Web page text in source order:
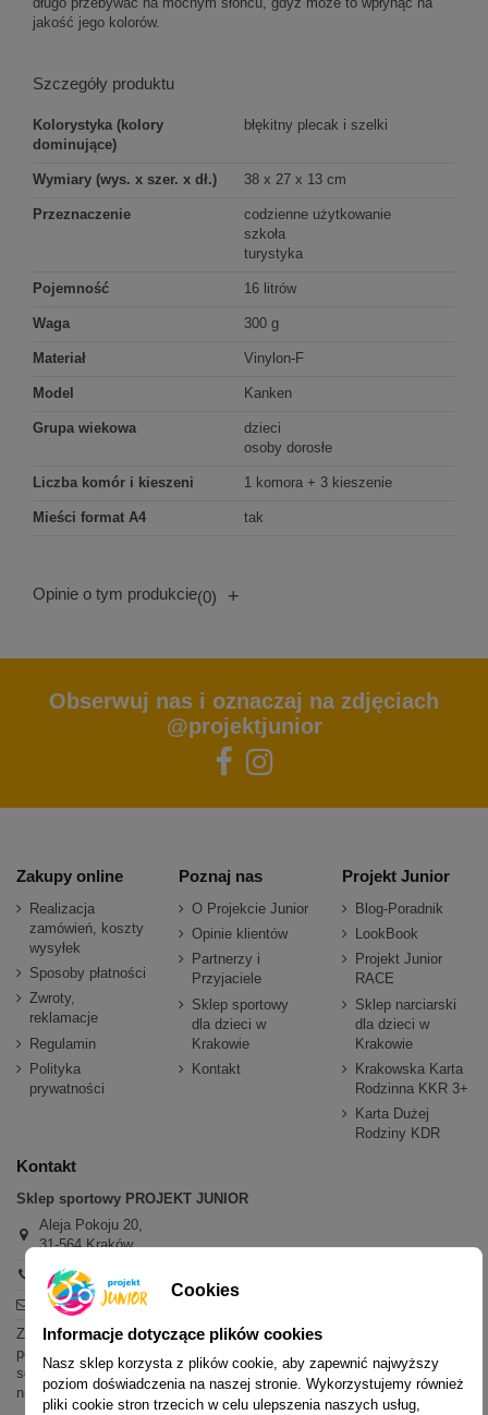
jakość jego kolorów.
Szczegóły produktu
Kolorystyka (kolory
dominujące)
błękitny plecak i szelki
Wymiary (wys. x szer. x dł.) 38 x 27 x 13 cm
Przeznaczenie
codzienne użytkowanie
szkoła
turystyka
Pojemność 16 litrów
Waga 300 g
Materiał Vinylon-F
Model Kanken
Grupa wiekowa
dzieci
osoby dorosłe
Liczba komór i kieszeni 1 komora + 3 kieszenie
Mieści format A4 tak
Opinie o tym produkcie(0) +
Obserwuj nas i oznaczaj na zdjęciach
@projektjunior
Zakupy online
Realizacja
zamówień, koszty
wysyłek
Sposoby płatności
Zwroty,
reklamacje
Regulamin
Polityka
prywatności
Poznaj nas
O Projekcie Junior
Opinie klientów
Partnerzy i
Przyjaciele
Sklep sportowy
dla dzieci w
Krakowie
Kontakt
Projekt Junior
Blog-Poradnik
LookBook
Projekt Junior
RACE
Sklep narciarski
dla dzieci w
Krakowie
Krakowska Karta
Rodzinna KKR 3+
Karta Dużej
Rodziny KDR
Kontakt
Sklep sportowy PROJEKT JUNIOR
Aleja Pokoju 20,
31-564 Kraków
+48 600 779 897
sklep@projektjunior.pl
Zapraszamy do sklepu stacjonarnego:
poniedziałek - piątek: 11.00-19.00
sobota: 10.00-14.00
niedziela (każda): nieczynne
Cookies
Informacje dotyczące plików cookies
Nasz sklep korzysta z plików cookie, aby zapewnić najwyższy
poziom doświadczenia na naszej stronie. Wykorzystujemy również
pliki cookie stron trzecich w celu ulepszenia naszych usług,